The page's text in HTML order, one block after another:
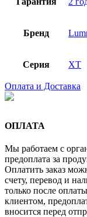
Бренд
Серия XT
Оплата и Доставка
ОПЛАТА
Мы работаем с
предоплата за
Оплатить заказ
счету, перевод и
только после
клиентом,
вносится перед